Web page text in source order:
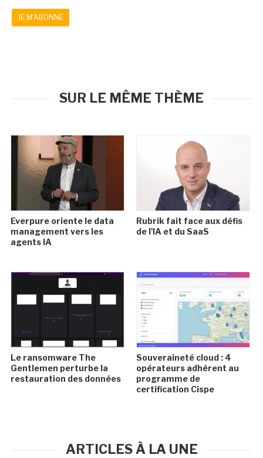
JE M'ABONNE
SUR LE MÊME THÈME
Everpure oriente le data
management vers les
agents IA
Rubrik fait face aux défis
de l'IA et du SaaS
Le ransomware The
Gentlemen perturbe la
restauration des données
Souveraineté cloud : 4
opérateurs adhèrent au
programme de
certification Cispe
ARTICLES À LA UNE